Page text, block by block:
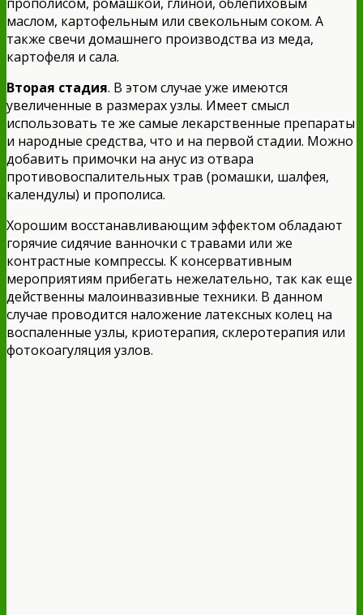
маслом, картофельным или свекольным соком. А
также свечи домашнего производства из меда,
картофеля и сала.
Вторая стадия. В этом случае уже имеются
увеличенные в размерах узлы. Имеет смысл
использовать те же самые лекарственные препараты
и народные средства, что и на первой стадии. Можно
добавить примочки на анус из отвара
противовоспалительных трав (ромашки, шалфея,
календулы) и прополиса.
Хорошим восстанавливающим эффектом обладают
горячие сидячие ванночки с травами или же
контрастные компрессы. К консервативным
мероприятиям прибегать нежелательно, так как еще
действенны малоинвазивные техники. В данном
случае проводится наложение латексных колец на
воспаленные узлы, криотерапия, склеротерапия или
фотокоагуляция узлов.